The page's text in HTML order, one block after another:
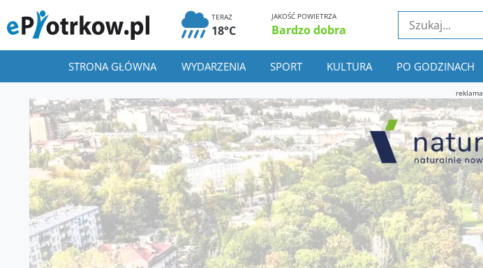
TERAZ
18°C
JAKOŚĆ POWIETRZA
Bardzo dobra
STRONA GŁÓWNA WYDARZENIA SPORT KULTURA PO GODZINACH
reklama